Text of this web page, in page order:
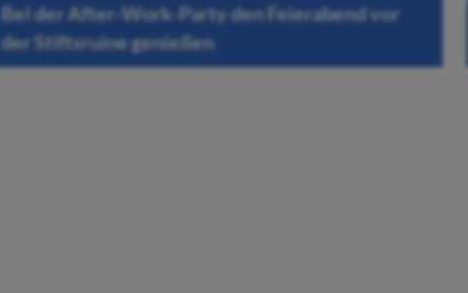
Bei der After-Work-Party den Feierabend vor
der Stiftsruine genießen